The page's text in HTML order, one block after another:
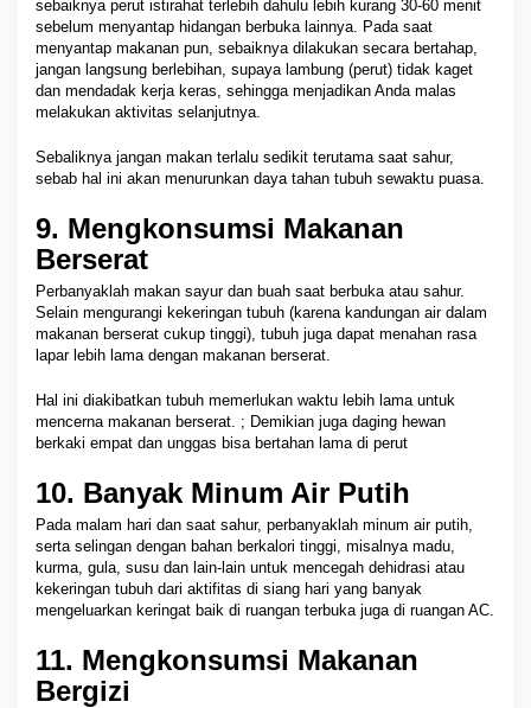
sebaiknya perut istirahat terlebih dahulu lebih kurang 30-60 menit
sebelum menyantap hidangan berbuka lainnya. Pada saat
menyantap makanan pun, sebaiknya dilakukan secara bertahap,
jangan langsung berlebihan, supaya lambung (perut) tidak kaget
dan mendadak kerja keras, sehingga menjadikan Anda malas
melakukan aktivitas selanjutnya.
Sebaliknya jangan makan terlalu sedikit terutama saat sahur,
sebab hal ini akan menurunkan daya tahan tubuh sewaktu puasa.
9. Mengkonsumsi Makanan
Berserat
Perbanyaklah makan sayur dan buah saat berbuka atau sahur.
Selain mengurangi kekeringan tubuh (karena kandungan air dalam
makanan berserat cukup tinggi), tubuh juga dapat menahan rasa
lapar lebih lama dengan makanan berserat.
Hal ini diakibatkan tubuh memerlukan waktu lebih lama untuk
mencerna makanan berserat. ; Demikian juga daging hewan
berkaki empat dan unggas bisa bertahan lama di perut
10. Banyak Minum Air Putih
Pada malam hari dan saat sahur, perbanyaklah minum air putih,
serta selingan dengan bahan berkalori tinggi, misalnya madu,
kurma, gula, susu dan lain-lain untuk mencegah dehidrasi atau
kekeringan tubuh dari aktifitas di siang hari yang banyak
mengeluarkan keringat baik di ruangan terbuka juga di ruangan AC.
11. Mengkonsumsi Makanan
Bergizi